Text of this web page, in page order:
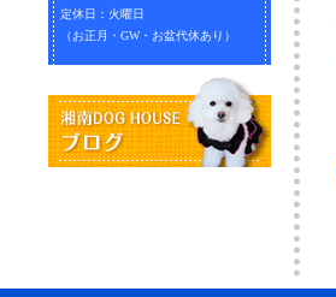
定休日：火曜日
（お正月・GW・お盆代休あり）